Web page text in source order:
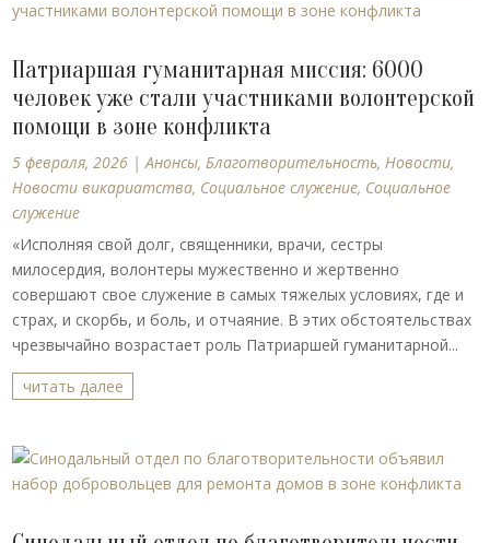
Патриаршая гуманитарная миссия: 6000
человек уже стали участниками волонтерской
помощи в зоне конфликта
5 февраля, 2026 |Анонсы, Благотворительность, Новости,
Новости викариатства, Социальное служение, Социальное
служение
«Исполняя свой долг, священники, врачи, сестры
милосердия, волонтеры мужественно и жертвенно
совершают свое служение в самых тяжелых условиях, где и
страх, и скорбь, и боль, и отчаяние. В этих обстоятельствах
чрезвычайно возрастает роль Патриаршей гуманитарной...
читать далее